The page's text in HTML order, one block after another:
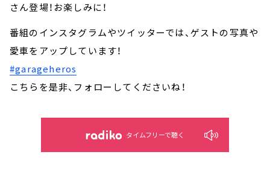
さん登場！お楽しみに！
番組のインスタグラムやツイッターでは、ゲストの写真や
愛車をアップしています！
#garageheros
こちらを是非、フォローしてくださいね！
タイムフリーで聴く